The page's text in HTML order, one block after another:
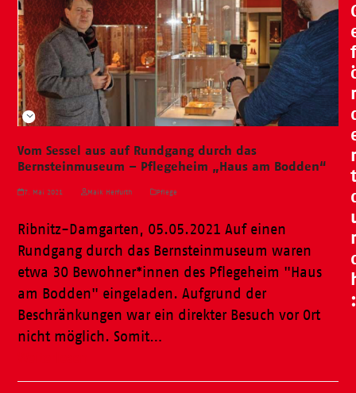
Vom Sessel aus auf Rundgang durch das
Bernsteinmuseum – Pflegeheim „Haus am Bodden“
7. Mai 2021 Maik Herfurth Pflege
Ribnitz-Damgarten, 05.05.2021 Auf einen
Rundgang durch das Bernsteinmuseum waren
etwa 30 Bewohner*innen des Pflegeheim "Haus
am Bodden" eingeladen. Aufgrund der
Beschränkungen war ein direkter Besuch vor Ort
nicht möglich. Somit…
f
r
r
t
r
: